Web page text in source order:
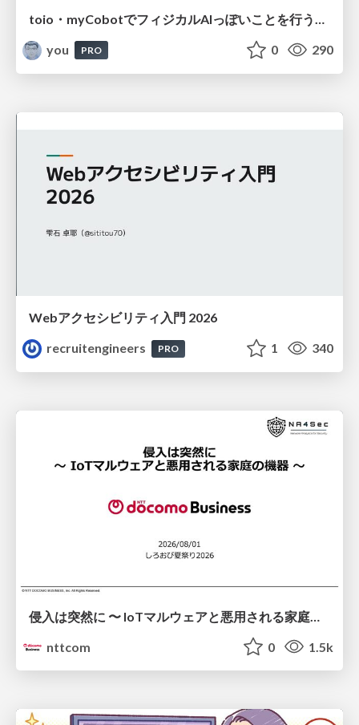
you
PRO 0 290
Webアクセシビリティ入門 2026
recruitengineers
PRO 1 340
nttcom
0 1.5k